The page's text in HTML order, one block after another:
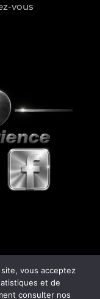
vous
vous acceptez
et de
consulter nos